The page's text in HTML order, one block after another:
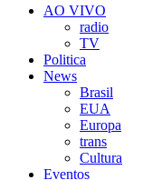
AO VIVO
radio
TV
Politica
News
Brasil
EUA
Europa
trans
Cultura
Eventos